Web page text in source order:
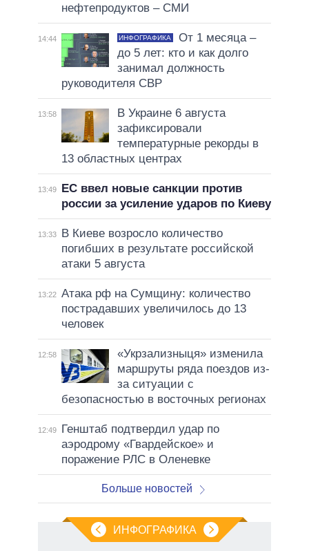
нефтепродуктов – СМИ
14:44 ИНФОГРАФИКА
От 1 месяца –
до 5 лет: кто и как долго
занимал должность
руководителя СВР
13:58
В Украине 6 августа
зафиксировали
температурные рекорды в
13 областных центрах
13:49
ЕС ввел новые санкции против
россии за усиление ударов по Киеву
13:33
В Киеве возросло количество
погибших в результате российской
атаки 5 августа
13:22 Атака рф на Сумщину: количество
пострадавших увеличилось до 13
человек
12:58
«Укрзализныця» изменила
маршруты ряда поездов из-
за ситуации с
безопасностью в восточных регионах
12:49
Генштаб подтвердил удар по
аэродрому «Гвардейское» и
поражение РЛС в Оленевке
Больше новостей
ИНФОГРАФИКА